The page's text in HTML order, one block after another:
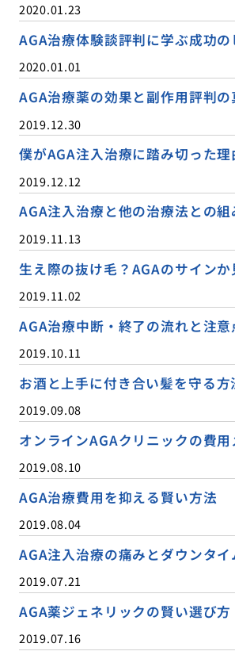
2020.01.23
AGA治療体験談評判に学ぶ成功の
2020.01.01
AGA治療薬の効果と副作用評判の
2019.12.30
僕がAGA注入治療に踏み切った
2019.12.12
AGA注入治療と他の治療法との組
2019.11.13
生え際の抜け毛？AGAのサインか
2019.11.02
AGA治療中断・終了の流れと注意
2019.10.11
お酒と上手に付き合い髪を守る方
2019.09.08
オンラインAGAクリニックの費用
2019.08.10
AGA治療費用を抑える賢い方法
2019.08.04
AGA注入治療の痛みとダウンタイ
2019.07.21
AGA薬ジェネリックの賢い選び方
2019.07.16